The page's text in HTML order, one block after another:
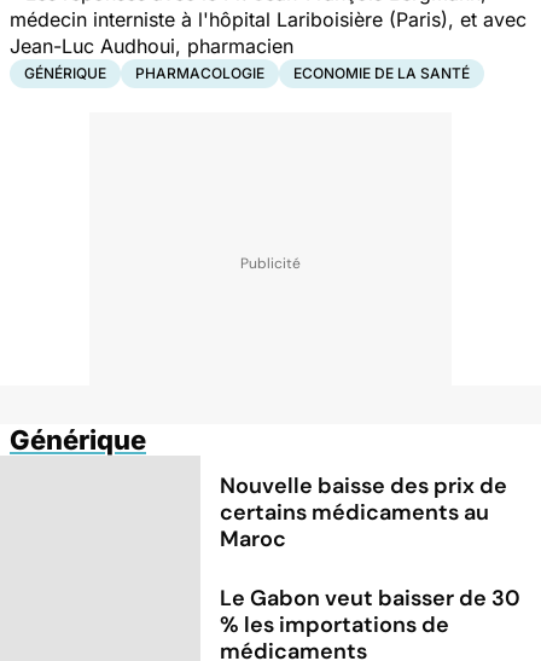
médecin interniste à l'hôpital Lariboisière (Paris), et avec
Jean-Luc Audhoui, pharmacien
GÉNÉRIQUE PHARMACOLOGIE ECONOMIE DE LA SANTÉ
Générique
Nouvelle baisse des prix de
certains médicaments au
Maroc
Le Gabon veut baisser de 30
% les importations de
médicaments